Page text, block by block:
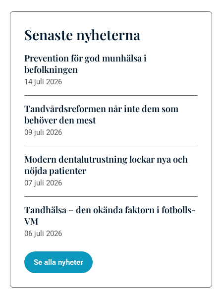
Senaste nyheterna
Prevention för god munhälsa i
befolkningen
14 juli 2026
Tandvårdsreformen når inte dem som
behöver den mest
09 juli 2026
Modern dentalutrustning lockar nya och
nöjda patienter
07 juli 2026
Tandhälsa – den okända faktorn i fotbolls-
VM
06 juli 2026
Se alla nyheter